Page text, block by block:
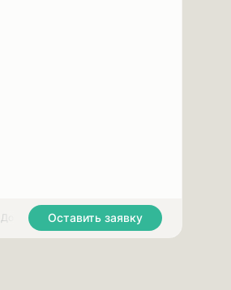
Дома престарелых для больных с Паркинсоном
Оставить заявку